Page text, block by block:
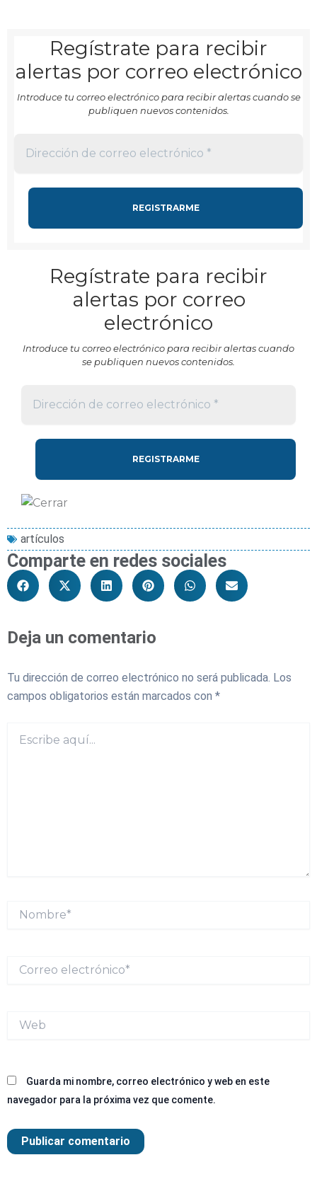
Regístrate para recibir
alertas por correo electrónico
Introduce tu correo electrónico para recibir alertas cuando se
publiquen nuevos contenidos.
Regístrate para recibir
alertas por correo
electrónico
Introduce tu correo electrónico para recibir alertas cuando
se publiquen nuevos contenidos.
artículos
Comparte en redes sociales
Deja un comentario
Tu dirección de correo electrónico no será publicada. Los
campos obligatorios están marcados con *
aquí...
Nombre*
electrónico*
Guarda mi nombre, correo electrónico y web en este
navegador para la próxima vez que comente.